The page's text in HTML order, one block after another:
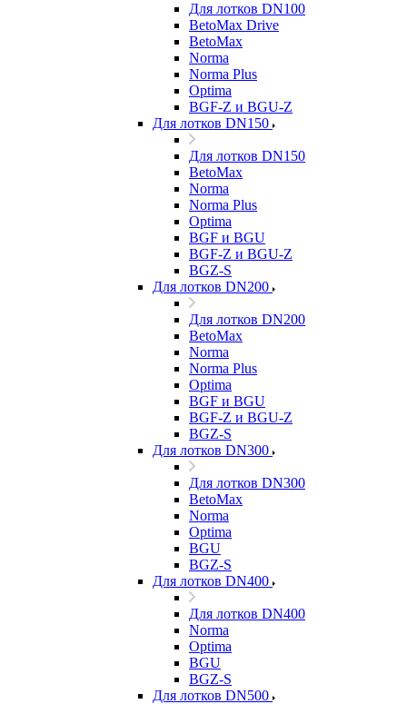
Для лотков DN100
BetoMax Drive
BetoMax
Norma
Norma Plus
Optima
BGF-Z и BGU-Z
Для лотков DN150
Для лотков DN150
BetoMax
Norma
Norma Plus
Optima
BGF и BGU
BGF-Z и BGU-Z
BGZ-S
Для лотков DN200
Для лотков DN200
BetoMax
Norma
Norma Plus
Optima
BGF и BGU
BGF-Z и BGU-Z
BGZ-S
Для лотков DN300
Для лотков DN300
BetoMax
Norma
Optima
BGU
BGZ-S
Для лотков DN400
Для лотков DN400
Norma
Optima
BGU
BGZ-S
Для лотков DN500